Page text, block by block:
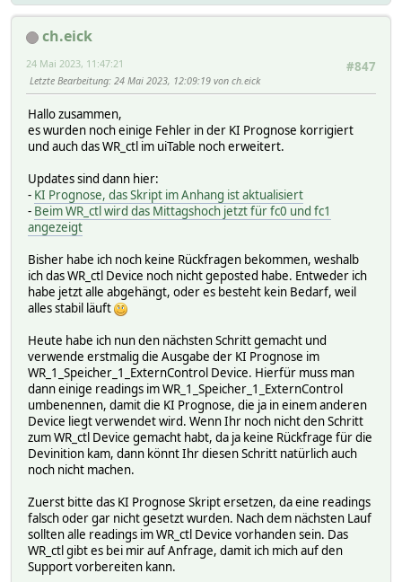
return $ret;;\
\
if (::ReadingsVal("WR_1","Actual_Battery_charge_-
return "<span style='color:green'>Laden</
return "<span style='color:red'>Entladen</
} else {\
return "<span style='color:orange'>Standby</
}\
sub Yield {\
my($i)=@_;;\
my
if ($i eq "4h") {\
return sprintf("%05d
} elsif ($i eq "Tag") {\
return sprintf("%05d
return sprintf("%05d
} elsif ($i eq "max") {\
return sprintf("%05d
} elsif ($i eq "max_time") {\
return
} elsif ($i eq "Vormittag") {\
return sprintf("%05d
} elsif ($i eq "Nachmittag") {\
return sprintf("%05d
my $j = $i + $hour;;\
if ($j > 23) {\
if ($j == 24) {$j = 0}\
elsif ($j == 25) {$j = 1}\
elsif ($j == 26) {$j = 2}\
ch.eick
#847
24 Mai 2023, 11:47:21
Letzte Bearbeitung: 24 Mai 2023, 12:09:19 von ch.eick
Hallo zusammen,
es wurden noch einige Fehler in der KI Prognose korrigiert
und auch das WR_ctl im uiTable noch erweitert.
Updates sind dann hier:
- KI Prognose, das Skript im Anhang ist aktualisiert
- Beim WR_ctl wird das Mittagshoch jetzt für fc0 und fc1
angezeigt
Bisher habe ich noch keine Rückfragen bekommen, weshalb
ich das WR_ctl Device noch nicht geposted habe. Entweder ich
habe jetzt alle abgehängt, oder es besteht kein Bedarf, weil
alles stabil läuft
Heute habe ich nun den nächsten Schritt gemacht und
verwende erstmalig die Ausgabe der KI Prognose im
WR_1_Speicher_1_ExternControl Device. Hierfür muss man
dann einige readings im WR_1_Speicher_1_ExternControl
umbenennen, damit die KI Prognose, die ja in einem anderen
Device liegt verwendet wird. Wenn Ihr noch nicht den Schritt
zum WR_ctl Device gemacht habt, da ja keine Rückfrage für die
Devinition kam, dann könnt Ihr diesen Schritt natürlich auch
noch nicht machen.
Zuerst bitte das KI Prognose Skript ersetzen, da eine readings
falsch oder gar nicht gesetzt wurden. Nach dem nächsten Lauf
sollten alle readings im WR_ctl Device vorhanden sein. Das
WR_ctl gibt es bei mir auf Anfrage, damit ich mich auf den
Support vorbereiten kann.